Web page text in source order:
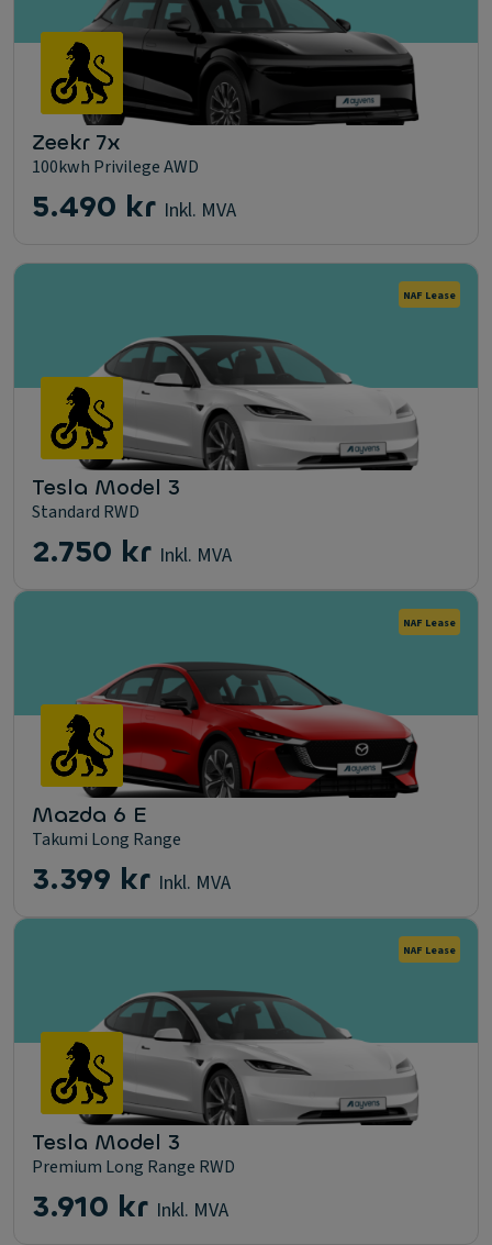
Zeekr 7x
100kwh Privilege AWD
5.490 kr Inkl. MVA
NAF Lease
Tesla Model 3
Standard RWD
2.750 kr Inkl. MVA
NAF Lease
Mazda 6 E
Takumi Long Range
3.399 kr Inkl. MVA
NAF Lease
Tesla Model 3
Premium Long Range RWD
3.910 kr Inkl. MVA